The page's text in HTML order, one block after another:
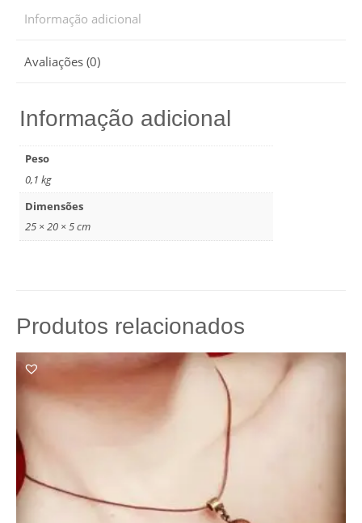
Informação adicional
Avaliações (0)
Informação adicional
Peso
0,1 kg
Dimensões
25 × 20 × 5 cm
Produtos relacionados